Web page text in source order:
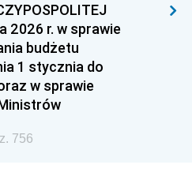
1937
2026 r. w sprawie
budżetu
1 stycznia do
w sprawie
756